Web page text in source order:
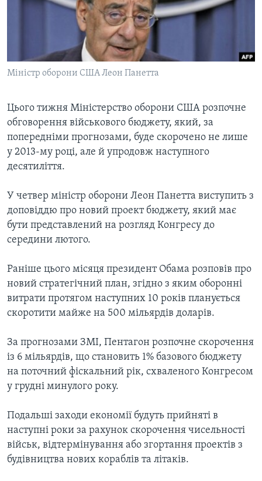
СУСПІЛЬСТВО
ІСТОРІЇ УСПІХУ УКРАЇНЦІВ
ТЕЛЕПРОГРАМИ
ВІКНО В АМЕРИКУ
ПРАЙМ-ТАЙМ
ПОГЛЯД З ВАШИНГТОНА
Learning English
МИ В СОЦМЕРЕЖАХ
Мови
Міністр оборони США Леон Панетта
Цього тижня Міністерство оборони США розпочне
обговорення військового бюджету, який, за
попередніми прогнозами, буде скорочено не лише
у 2013-му році, але й упродовж наступного
десятиліття.
У четвер міністр оборони Леон Панетта виступить з
доповіддю про новий проект бюджету, який має
бути представлений на розгляд Конгресу до
середини лютого.
Раніше цього місяця президент Обама розповів про
новий стратегічний план, згідно з яким оборонні
витрати протягом наступних 10 років планується
скоротити майже на 500 мільярдів доларів.
За прогнозами ЗМІ, Пентагон розпочне скорочення
із 6 мільярдів, що становить 1% базового бюджету
на поточний фіскальний рік, схваленого Конгресом
у грудні минулого року.
Подальші заходи економії будуть прийняті в
наступні роки за рахунок скорочення чисельності
військ, відтермінування або згортання проектів з
будівництва нових кораблів та літаків.